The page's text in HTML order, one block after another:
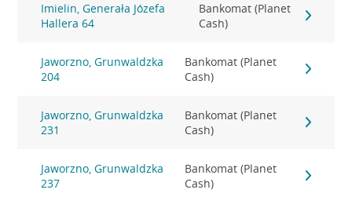
Imielin, Generała Józefa
Hallera 64
Bankomat (Planet
Cash)
Jaworzno, Grunwaldzka
204
Bankomat (Planet
Cash)
Jaworzno, Grunwaldzka
231
Bankomat (Planet
Cash)
Jaworzno, Grunwaldzka
237
Bankomat (Planet
Cash)